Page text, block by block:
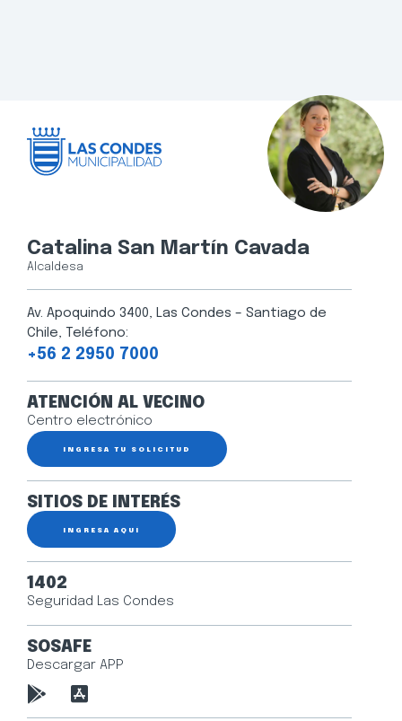
Catalina San Martín Cavada
Alcaldesa
Av. Apoquindo 3400, Las Condes – Santiago de
Chile, Teléfono:
+56 2 2950 7000
ATENCIÓN AL VECINO
Centro electrónico
INGRESA TU SOLICITUD
SITIOS DE INTERÉS
INGRESA AQUÍ
1402
Seguridad Las Condes
SOSAFE
Descargar APP